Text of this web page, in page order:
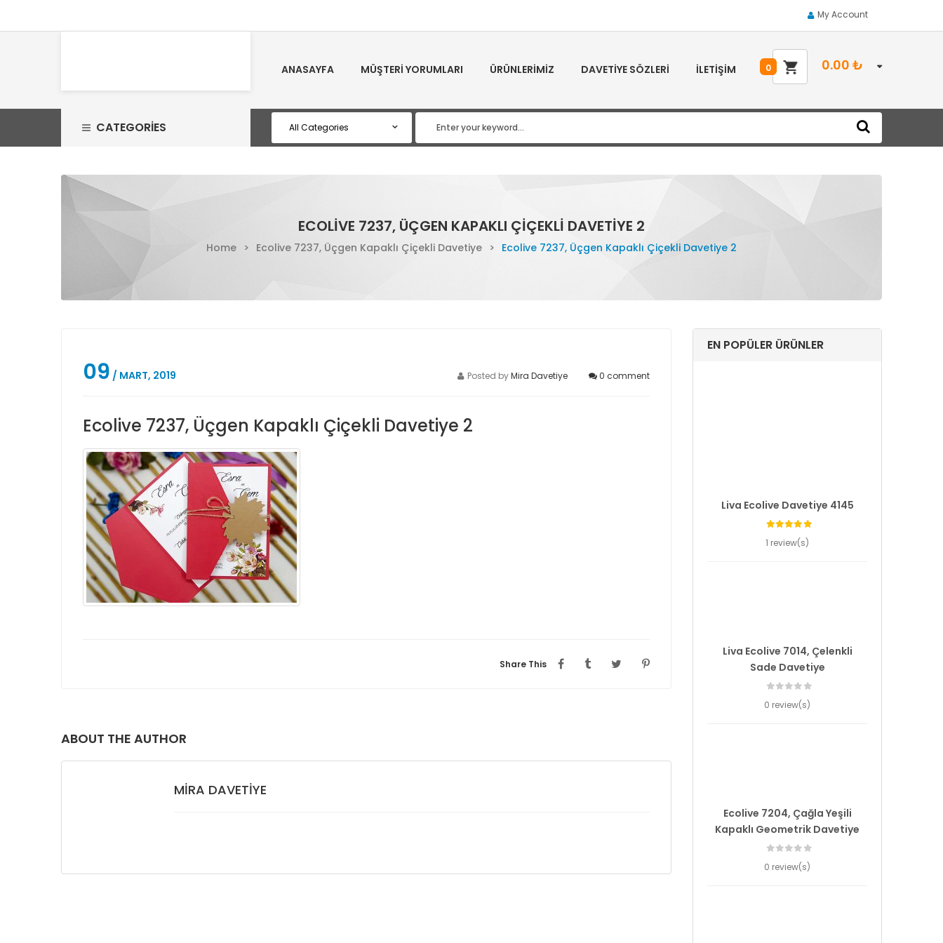
My Account
ANASAYFA MÜŞTERI YORUMLARI ÜRÜNLERIMIZ DAVETIYE SÖZLERI İLETIŞIM 0.00 ₺
0
CATEGORIES
ECOLIVE 7237, ÜÇGEN KAPAKLI ÇIÇEKLI DAVETIYE 2
Home > Ecolive 7237, Üçgen Kapaklı Çiçekli Davetiye > Ecolive 7237, Üçgen Kapaklı Çiçekli Davetiye 2
09 / MART, 2019 0 comment
Posted byMira Davetiye
Ecolive 7237, Üçgen Kapaklı Çiçekli Davetiye 2
Share This
ABOUT THE AUTHOR
MIRA DAVETIYE
EN POPÜLER ÜRÜNLER
Liva Ecolive Davetiye 4145
1 review(s)
Liva Ecolive 7014, Çelenkli
Sade Davetiye
0 review(s)
Ecolive 7204, Çağla Yeşili
Kapaklı Geometrik Davetiye
0 review(s)